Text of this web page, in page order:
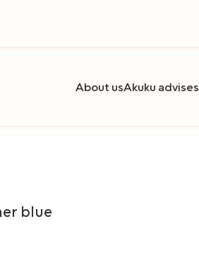
About usAkuku advises
blue